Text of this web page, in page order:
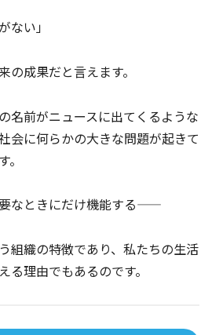
ない」
の成果だと言えます。
名前がニュースに出てくるような
会に何らかの大きな問題が起きて
ときにだけ機能する――
組織の特徴であり、私たちの生活
る理由でもあるのです。